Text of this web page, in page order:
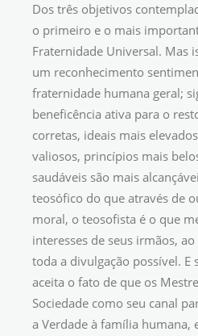
Dos três objetivos
o primeiro e o mais
Fraternidade Universal. Mas
um reconhecimento
fraternidade humana geral;
beneficência ativa para o
corretas, ideais mais
valiosos, princípios mais
saudáveis são mais
teosófico do que através de
moral, o teosofista é o que
interesses de seus irmãos,
toda a divulgação possível. E
aceita o fato de que os
Sociedade como seu canal
a Verdade à família humana,